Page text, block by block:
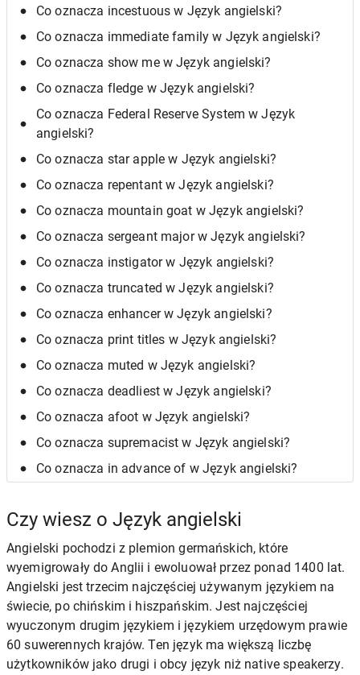
Co oznacza incestuous w Język angielski?
Co oznacza immediate family w Język angielski?
Co oznacza show me w Język angielski?
Co oznacza fledge w Język angielski?
Co oznacza Federal Reserve System w Język
angielski?
Co oznacza star apple w Język angielski?
Co oznacza repentant w Język angielski?
Co oznacza mountain goat w Język angielski?
Co oznacza sergeant major w Język angielski?
Co oznacza instigator w Język angielski?
Co oznacza truncated w Język angielski?
Co oznacza enhancer w Język angielski?
Co oznacza print titles w Język angielski?
Co oznacza muted w Język angielski?
Co oznacza deadliest w Język angielski?
Co oznacza afoot w Język angielski?
Co oznacza supremacist w Język angielski?
Co oznacza in advance of w Język angielski?
Czy wiesz o Język angielski
Angielski pochodzi z plemion germańskich, które
wyemigrowały do Anglii i ewoluował przez ponad 1400 lat.
Angielski jest trzecim najczęściej używanym językiem na
świecie, po chińskim i hiszpańskim. Jest najczęściej
wyuczonym drugim językiem i językiem urzędowym prawie
60 suwerennych krajów. Ten język ma większą liczbę
użytkowników jako drugi i obcy język niż native speakerzy.